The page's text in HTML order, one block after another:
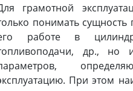
грамотной
понимать
работе в
др., но
При этом